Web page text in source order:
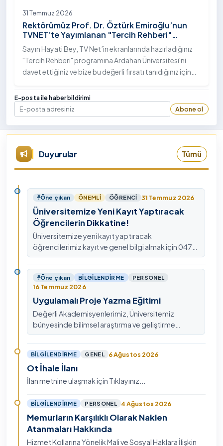
31 Temmuz 2026
Rektörümüz Prof. Dr. Öztürk Emiroğlu’nun
TVNET’te Yayımlanan "Tercih Rehberi"
Programındaki Röportajı
Sayın Hayati Bey, TV Net’in ekranlarında hazırladığınız
"Tercih Rehberi" programına Ardahan Üniversitesi'ni
davet ettiğiniz ve bize bu değerli fırsatı tanıdığınız için
teşekkürlerimi sunuyorum.
E-posta ile haber bildirimi
E-posta
Abone ol
Duyurular Tümü
Öne çıkan ÖNEMLI ÖĞRENCI 31 Temmuz 2026
Üniversitemize Yeni Kayıt Yaptıracak
Öğrencilerin Dikkatine!
Üniversitemize yeni kayıt yaptıracak
öğrencilerimiz kayıt ve genel bilgi almak için 0478
211 75 75 Dahili: 1913 nolu telefondan
ulaşabilirsiniz.
Öne çıkan BILGILENDIRME PERSONEL
16 Temmuz 2026
Uygulamalı Proje Yazma Eğitimi
Değerli Akademisyenlerimiz, Üniversitemiz
bünyesinde bilimsel araştırma ve geliştirme
kültürünü güçlendirmek, ulusal ve uluslararası fon
mekanizmala…
BILGILENDIRME GENEL 6 Ağustos 2026
Ot İhale İlanı
İlan metnine ulaşmak için Tıklayınız...
BILGILENDIRME PERSONEL 4 Ağustos 2026
Memurların Karşılıklı Olarak Naklen
Atanmaları Hakkında
Hizmet Kollarına Yönelik Mali ve Sosyal Haklara İlişkin